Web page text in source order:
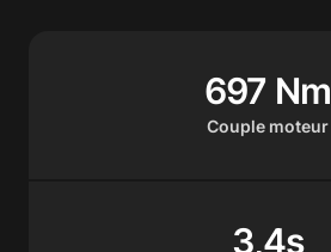
Couple moteur
697 Nm
3,4s